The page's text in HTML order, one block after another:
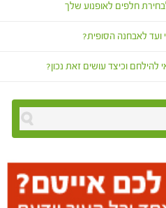
חלפים לאופנוע שלך
לאבחנה הסופית?
וכיצד עושים זאת נכון?